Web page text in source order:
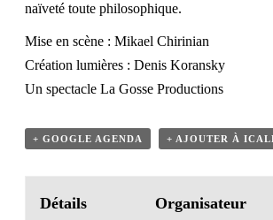
naïveté toute philosophique.
Mise en scène : Mikael Chirinian
Création lumières : Denis Koransky
Un spectacle La Gosse Productions
+ GOOGLE AGENDA + AJOUTER À
Détails Organisateur